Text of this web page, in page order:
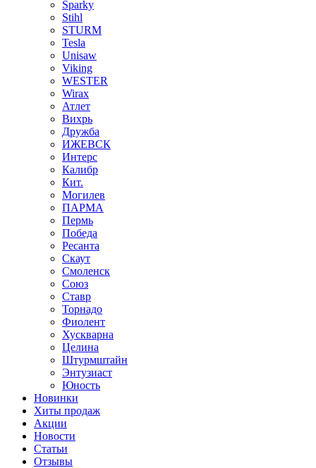
Sparky
Stihl
STURM
Tesla
Unisaw
Viking
WESTER
Wirax
Атлет
Вихрь
Дружба
ИЖЕВСК
Интерс
Калибр
Кит.
Могилев
ПАРМА
Пермь
Победа
Ресанта
Скаут
Смоленск
Союз
Ставр
Торнадо
Фиолент
Хускварна
Целина
Штурмштайн
Энтузиаст
Юность
Новинки
Хиты продаж
Акции
Новости
Статьи
Отзывы